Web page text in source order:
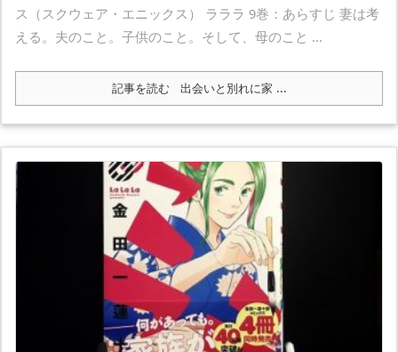
ス（スクウェア・エニックス） ラララ 9巻：あらすじ 妻は考
える。夫のこと。子供のこと。そして、母のこと ...
記事を読む 出会いと別れに家 ...